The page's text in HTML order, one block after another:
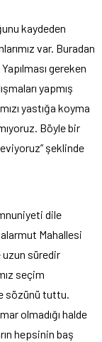
kaydeden
var. Buradan
gereken
yapmış
yastığa koyma
Böyle bir
şeklinde
dile
Mahallesi
uzun süredir
seçim
sözünü tuttu.
olmadığı halde
hepsinin baş